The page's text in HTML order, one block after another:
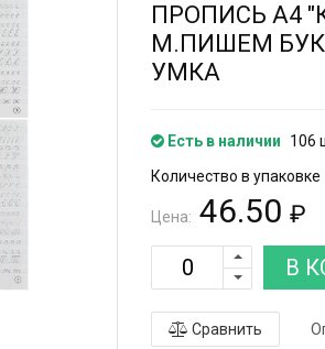
ПРОПИСЬ А4
М.ПИШЕМ
УМКА
Есть в наличии
106
Количество в
Цена: 46.50 ₽
В
Сравнить